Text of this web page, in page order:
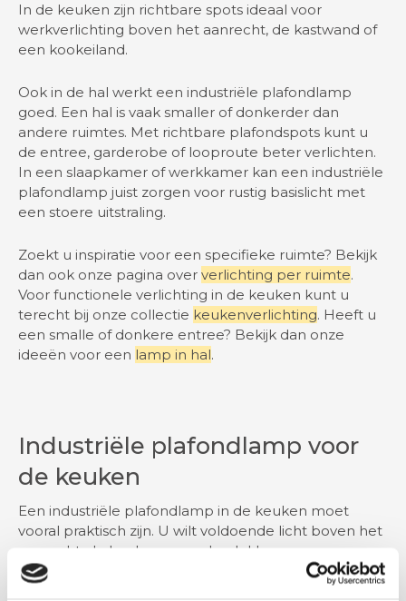
In de keuken zijn richtbare spots ideaal voor
werkverlichting boven het aanrecht, de kastwand of
een kookeiland.
Ook in de hal werkt een industriële plafondlamp
goed. Een hal is vaak smaller of donkerder dan
andere ruimtes. Met richtbare plafondspots kunt u
de entree, garderobe of looproute beter verlichten.
In een slaapkamer of werkkamer kan een industriële
plafondlamp juist zorgen voor rustig basislicht met
een stoere uitstraling.
Zoekt u inspiratie voor een specifieke ruimte? Bekijk
dan ook onze pagina over verlichting per ruimte.
Voor functionele verlichting in de keuken kunt u
terecht bij onze collectie keukenverlichting. Heeft u
een smalle of donkere entree? Bekijk dan onze
ideeën voor een lamp in hal.
Industriële plafondlamp voor
de keuken
Een industriële plafondlamp in de keuken moet
vooral praktisch zijn. U wilt voldoende licht boven het
aanrecht, de kookzone en de plekken waar u
dagelijks werkt. Richtbare industriële plafondspots
zijn hiervoor zeer geschikt, omdat u het licht naar